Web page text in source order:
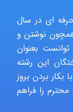
ای در سال
همچون نوشتن و
بعنوان
این رشته
بردن بروز
را فراهم